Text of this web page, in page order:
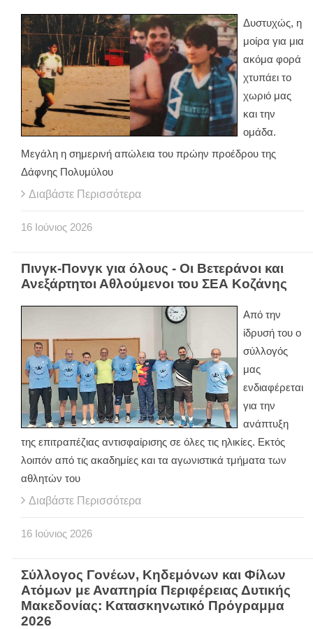
Δυστυχώς, η
μοίρα για μια
ακόμα φορά
χτυπάει το
χωριό μας
και την
ομάδα.
Μεγάλη η σημερινή απώλεια του πρώην προέδρου της
Δάφνης Πολυμύλου
Διαβάστε Περισσότερα
16 Ιούνιος 2026
Πινγκ-Πονγκ για όλους - Οι Βετεράνοι και
Ανεξάρτητοι Αθλούμενοι του ΣΕΑ Κοζάνης
Από την
ίδρυσή του ο
σύλλογός
μας
ενδιαφέρεται
για την
ανάπτυξη
της επιτραπέζιας αντισφαίρισης σε όλες τις ηλικίες. Εκτός
λοιπόν από τις ακαδημίες και τα αγωνιστικά τμήματα των
αθλητών του
Διαβάστε Περισσότερα
16 Ιούνιος 2026
Σύλλογος Γονέων, Κηδεμόνων και Φίλων
Ατόμων με Αναπηρία Περιφέρειας Δυτικής
Μακεδονίας: Κατασκηνωτικό Πρόγραμμα
2026